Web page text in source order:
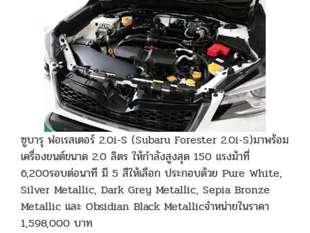
ซูบารุ ฟอเรสเตอร์ 2.0i-S (Subaru Forester 2.0i-S)มาพร้อม
เครื่องยนต์ขนาด 2.0 ลิตร ให้กำลังสูงสุด 150 แรงม้าที่
6,200รอบต่อนาที มี 5 สีให้เลือก ประกอบด้วย Pure White,
Silver Metallic, Dark Grey Metallic, Sepia Bronze
Metallic และ Obsidian Black Metallicจำหน่ายในราคา
1,598,000 บาท